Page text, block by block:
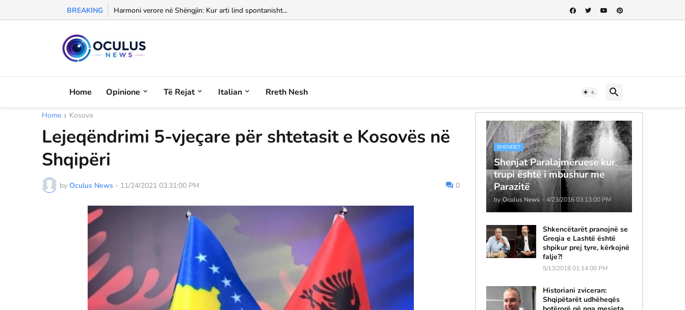
BREAKING Harmoni verore në Shëngjin: Kur arti lind spontanisht...
Morali, frika dhe dashuria...
Home Opinione Të Rejat Italian Rreth Nesh
Home Kosova
Lejeqëndrimi 5-vjeçare për shtetasit e Kosovës në
Shqipëri
by Oculus News - 11/24/2021 03:31:00 PM 0
SHENDET
Shenjat Paralajmëruese kur
trupi është i mbushur me
Parazitë
by Oculus News - 4/23/2016 03:13:00 PM
Shkencëtarët pranojnë se
Greqia e Lashtë është
shpikur prej tyre, kërkojnë
falje?!
5/13/2018 01:14:00 PM
Historiani zviceran:
Shqipëtarët udhëheqës